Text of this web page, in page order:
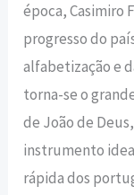
época, Casimiro
progresso do
alfabetização e
torna-se o
de João de
instrumento
rápida dos